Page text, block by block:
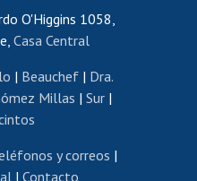
de renta
honorarios
blancas
os
de títulos
Movilidad Estudiantil
O'Higgins 1058,
Casa Central
| Beauchef| Dra.
Millas | Sur |
y correos |
| Contacto